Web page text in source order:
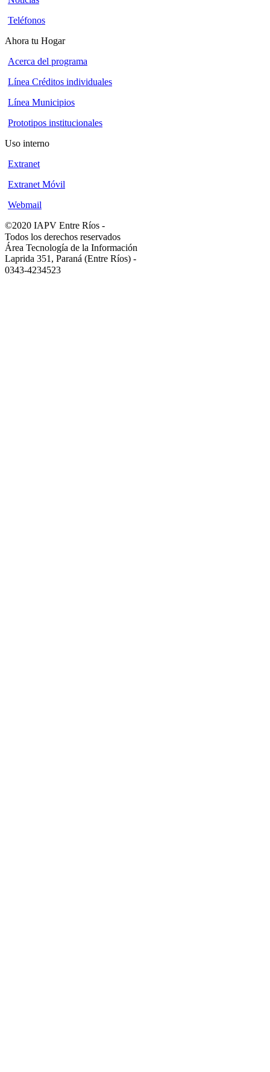
Teléfonos
Ahora tu Hogar
Acerca del programa
Línea Créditos individuales
Línea Municipios
Prototipos institucionales
Uso interno
Extranet
Extranet Móvil
Webmail
©2020 IAPV Entre Ríos -
Todos los derechos reservados
Área Tecnología de la Información
Laprida 351, Paraná (Entre Ríos) -
0343-4234523